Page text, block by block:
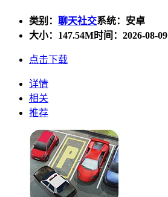
类别： 聊天社交系统：安卓
大小： 147.54M时间：2026-08-
点击下载
详情
相关
推荐